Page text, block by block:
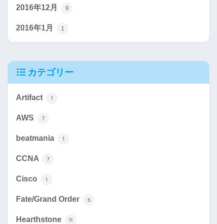
2016年12月 9
2016年1月 1
カテゴリー
Artifact 1
AWS 7
beatmania 1
CCNA 7
Cisco 1
Fate/Grand Order 6
Hearthstone 11